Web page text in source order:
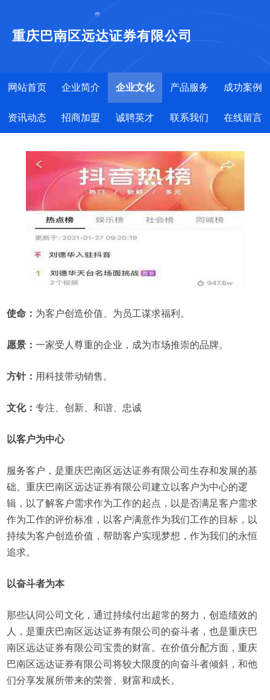
重庆巴南区远达证券有限公司
网站首页 企业简介 企业文化 产品服务 成功案例
资讯动态 招商加盟 诚聘英才 联系我们 在线留言
使命： 为客户创造价值、为员工谋求福利。
愿景：一家受人尊重的企业，成为市场推崇的品牌。
方针： 用科技带动销售。
文化：专注、创新、和谐、忠诚
以客户为中心
服务客户，是重庆巴南区远达证券有限公司生存和发展的基
础。重庆巴南区远达证券有限公司建立以客户为中心的逻
辑，以了解客户需求作为工作的起点，以是否满足客户需求
作为工作的评价标准，以客户满意作为我们工作的目标，以
持续为客户创造价值，帮助客户实现梦想，作为我们的永恒
追求。
以奋斗者为本
那些认同公司文化，通过持续付出超常的努力，创造绩效的
人，是重庆巴南区远达证券有限公司的奋斗者，也是重庆巴
南区远达证券有限公司宝贵的财富。在价值分配方面，重庆
巴南区远达证券有限公司将较大限度的向奋斗者倾斜，和他
们分享发展所带来的荣誉、财富和成长。